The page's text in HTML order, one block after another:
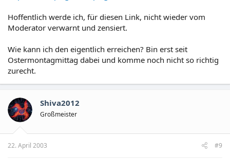
Hoffentlich werde ich, für diesen Link, nicht wieder vom
Moderator verwarnt und zensiert.
Wie kann ich den eigentlich erreichen? Bin erst seit
Ostermontagmittag dabei und komme noch nicht so richtig
zurecht.
Shiva2012
Großmeister
22. April 2003 #9